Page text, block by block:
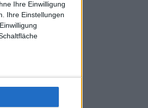
Ihre Einwilligung
Ihre Einstellungen
L-Struff wahrscheinlich morge 3 Spiele
1x Doppel) dank der hervorragenden
für F-A-A